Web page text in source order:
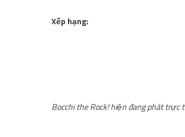
Xếp hạng:
Bocchi the Rock!hiện đang phát trực